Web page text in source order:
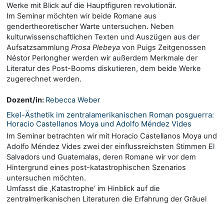
Werke mit Blick auf die Hauptfiguren revolutionär.
Im Seminar möchten wir beide Romane aus
gendertheoretischer Warte untersuchen. Neben
kulturwissenschaftlichen Texten und Auszügen aus der
Aufsatzsammlung Prosa Plebeya von Puigs Zeitgenossen
Néstor Perlongher werden wir außerdem Merkmale der
Literatur des Post-Booms diskutieren, dem beide Werke
zugerechnet werden.
Dozent/in: Rebecca Weber
Ekel-Ästhetik im zentralamerikanischen Roman posguerra:
Horacio Castellanos Moya und Adolfo Méndez Vides
Im Seminar betrachten wir mit Horacio Castellanos Moya und
Adolfo Méndez Vides zwei der einflussreichsten Stimmen El
Salvadors und Guatemalas, deren Romane wir vor dem
Hintergrund eines post-katastrophischen Szenarios
untersuchen möchten.
Umfasst die ‚Katastrophe‘ im Hinblick auf die
zentralmerikanischen Literaturen die Erfahrung der Gräuel